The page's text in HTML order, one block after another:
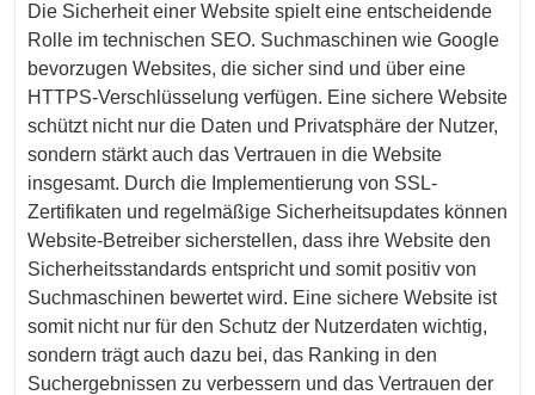
Die Sicherheit einer Website spielt eine entscheidende
Rolle im technischen SEO. Suchmaschinen wie Google
bevorzugen Websites, die sicher sind und über eine
HTTPS-Verschlüsselung verfügen. Eine sichere Website
schützt nicht nur die Daten und Privatsphäre der Nutzer,
sondern stärkt auch das Vertrauen in die Website
insgesamt. Durch die Implementierung von SSL-
Zertifikaten und regelmäßige Sicherheitsupdates können
Website-Betreiber sicherstellen, dass ihre Website den
Sicherheitsstandards entspricht und somit positiv von
Suchmaschinen bewertet wird. Eine sichere Website ist
somit nicht nur für den Schutz der Nutzerdaten wichtig,
sondern trägt auch dazu bei, das Ranking in den
Suchergebnissen zu verbessern und das Vertrauen der